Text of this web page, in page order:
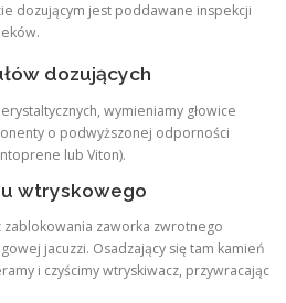
dozującym jest poddawane inspekcji
dozujących
wymieniamy głowice
o podwyższonej odporności
lub Viton).
wtryskowego
zablokowania zaworka zwrotnego
jacuzzi. Osadzający się tam kamień
i czyścimy wtryskiwacz, przywracając